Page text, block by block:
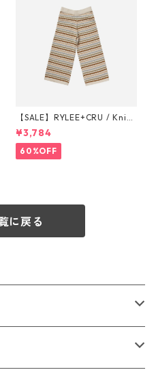
【SALE】RYLEE+CRU / Knit
Wide Leg Pant || Honeycom
b Strip 6-7/8-9/10-12y
¥3,784
60%OFF
に戻る